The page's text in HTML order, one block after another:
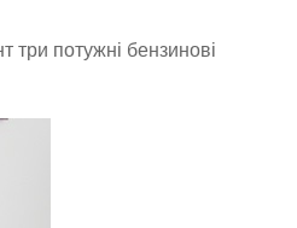
три потужні бензинові